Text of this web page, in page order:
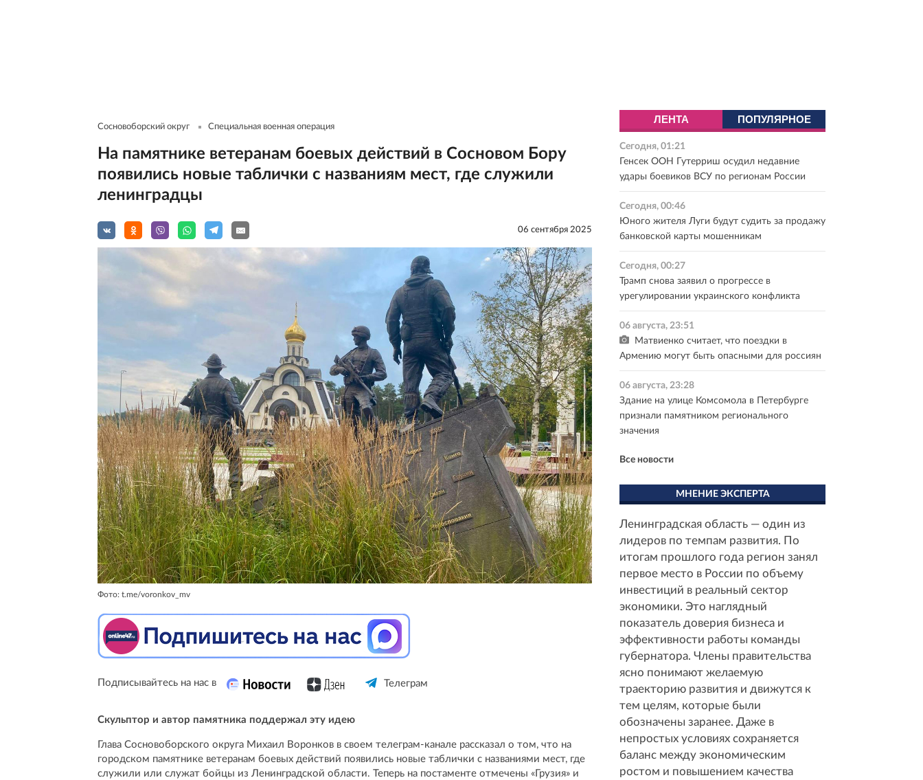
Сосновоборский округ Специальная военная операция
На памятнике ветеранам боевых действий в Сосновом Бору
появились новые таблички с названиям мест, где служили
ленинградцы
06 сентября 2025
Фото: t.me/voronkov_mv
Подписывайтесь на нас в Телеграм
Скульптор и автор памятника поддержал эту идею
Глава Сосновоборского округа Михаил Воронков в своем телеграм-канале рассказал о том, что на
городском памятнике ветеранам боевых действий появились новые таблички с названиями мест, где
служили или служат бойцы из Ленинградской области. Теперь на постаменте отмечены «Грузия» и
ЛЕНТА ПОПУЛЯРНОЕ
Сегодня, 01:21
Генсек ООН Гутерриш осудил недавние
удары боевиков ВСУ по регионам России
Сегодня, 00:46
Юного жителя Луги будут судить за продажу
банковской карты мошенникам
Сегодня, 00:27
Трамп снова заявил о прогрессе в
урегулировании украинского конфликта
06 августа, 23:51
Матвиенко считает, что поездки в
Армению могут быть опасными для россиян
06 августа, 23:28
Здание на улице Комсомола в Петербурге
признали памятником регионального
значения
Все новости
МНЕНИЕ ЭКСПЕРТА
Ленинградская область — один из
лидеров по темпам развития. По
итогам прошлого года регион занял
первое место в России по объему
инвестиций в реальный сектор
экономики. Это наглядный
показатель доверия бизнеса и
эффективности работы команды
губернатора. Члены правительства
ясно понимают желаемую
траекторию развития и движутся к
тем целям, которые были
обозначены заранее. Даже в
непростых условиях сохраняется
баланс между экономическим
ростом и повышением качества